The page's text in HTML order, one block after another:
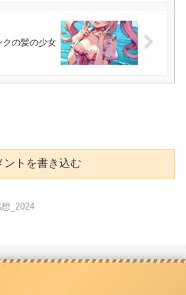
クの髪の少女
ントを書き込む
_2024